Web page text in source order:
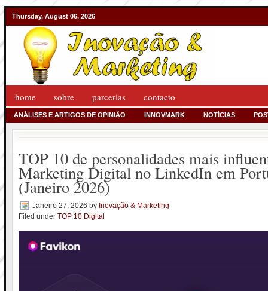
Thursday, August 06, 2026
home sobre parcerias contacto
ANÁLISES E ARTIGOS DE OPINIÃO INNOVMARK NOTÍCIAS
TOP 10 de personalidades mais
Marketing Digital no LinkedIn em
(Janeiro 2026)
Janeiro 27, 2026 by Inovação & Marketing
Filed under TOP 10 Digital